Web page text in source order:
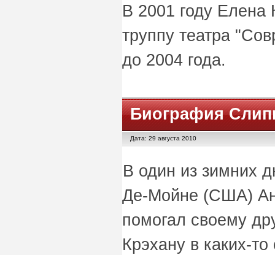
В 2001 году Елена
труппу театра
до 2004 года.
Биография
Дата: 29 августа 2010
В один из зимних
Де-Мойне (США)
помогал своему
Крэхану в каких-